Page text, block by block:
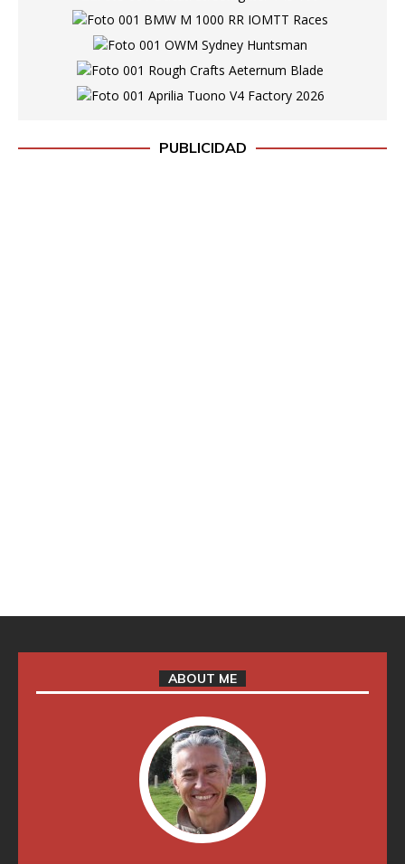
PUBLICIDAD
ABOUT ME